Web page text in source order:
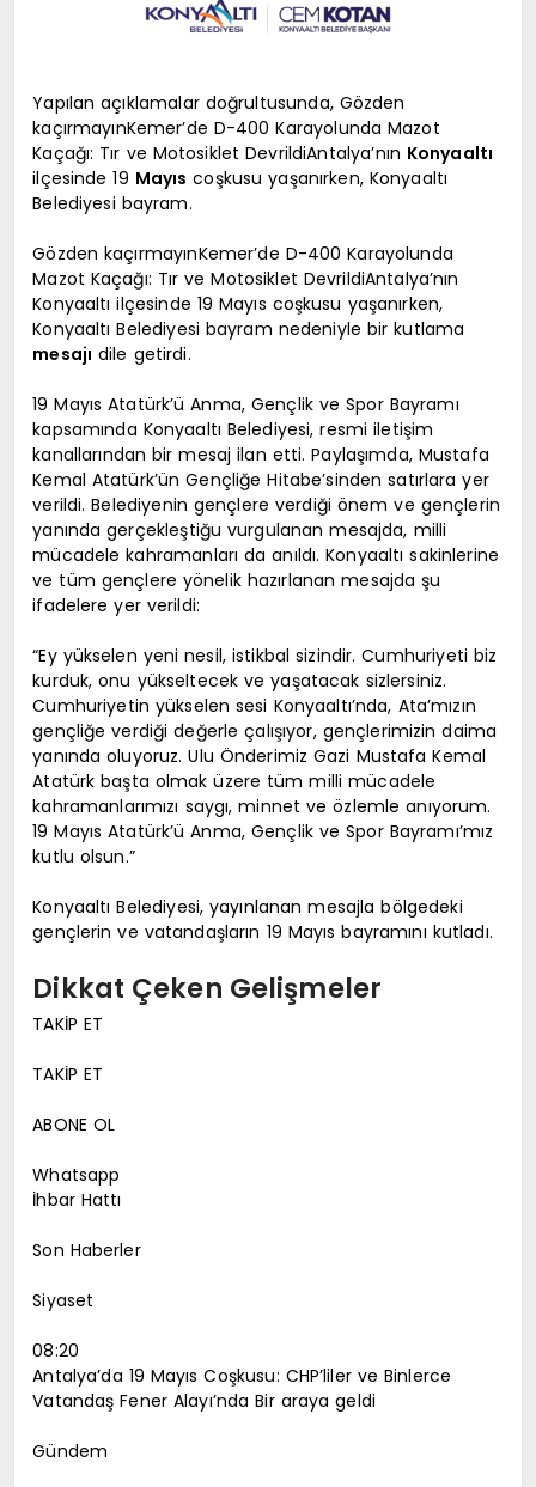
Yapılan açıklamalar doğrultusunda, Gözden
kaçırmayınKemer’de D-400 Karayolunda Mazot
Kaçağı: Tır ve Motosiklet DevrildiAntalya’nın Konyaaltı
ilçesinde 19 Mayıs coşkusu yaşanırken, Konyaaltı
Belediyesi bayram.
Gözden kaçırmayınKemer’de D-400 Karayolunda
Mazot Kaçağı: Tır ve Motosiklet DevrildiAntalya’nın
Konyaaltı ilçesinde 19 Mayıs coşkusu yaşanırken,
Konyaaltı Belediyesi bayram nedeniyle bir kutlama
mesajı dile getirdi.
19 Mayıs Atatürk’ü Anma, Gençlik ve Spor Bayramı
kapsamında Konyaaltı Belediyesi, resmi iletişim
kanallarından bir mesaj ilan etti. Paylaşımda, Mustafa
Kemal Atatürk’ün Gençliğe Hitabe’sinden satırlara yer
verildi. Belediyenin gençlere verdiği önem ve gençlerin
yanında gerçekleştiğu vurgulanan mesajda, milli
mücadele kahramanları da anıldı. Konyaaltı sakinlerine
ve tüm gençlere yönelik hazırlanan mesajda şu
ifadelere yer verildi:
“Ey yükselen yeni nesil, istikbal sizindir. Cumhuriyeti biz
kurduk, onu yükseltecek ve yaşatacak sizlersiniz.
Cumhuriyetin yükselen sesi Konyaaltı’nda, Ata’mızın
gençliğe verdiği değerle çalışıyor, gençlerimizin daima
yanında oluyoruz. Ulu Önderimiz Gazi Mustafa Kemal
Atatürk başta olmak üzere tüm milli mücadele
kahramanlarımızı saygı, minnet ve özlemle anıyorum.
19 Mayıs Atatürk’ü Anma, Gençlik ve Spor Bayramı’mız
kutlu olsun.”
Konyaaltı Belediyesi, yayınlanan mesajla bölgedeki
gençlerin ve vatandaşların 19 Mayıs bayramını kutladı.
Dikkat Çeken Gelişmeler
TAKİP ET
TAKİP ET
ABONE OL
Whatsapp
İhbar Hattı
Son Haberler
Siyaset
08:20
Antalya’da 19 Mayıs Coşkusu: CHP’liler ve Binlerce
Vatandaş Fener Alayı’nda Bir araya geldi
Gündem